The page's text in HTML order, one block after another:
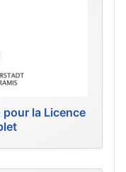
la Licence